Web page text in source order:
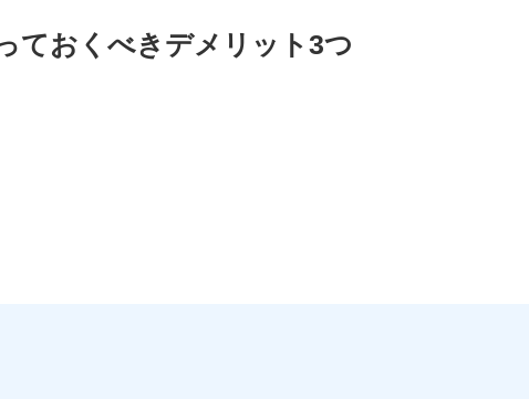
ておくべきデメリット3つ